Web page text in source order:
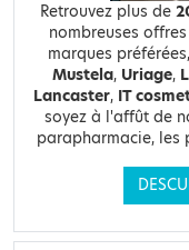
Retrouvez plus de
nombreuses
marques préférées,
Mustela, Uriage,
Lancaster, IT
soyez à l'affût de
parapharmacie, les